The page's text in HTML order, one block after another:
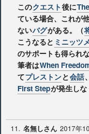
このクエスト後に
ている場合、これが
ないバグがある。（
こうなると ミニッツ
のサポートも得られ
筆者はWhen
てプレストンと会話
First Stepが発生しな
11. 名無しさん 2017年